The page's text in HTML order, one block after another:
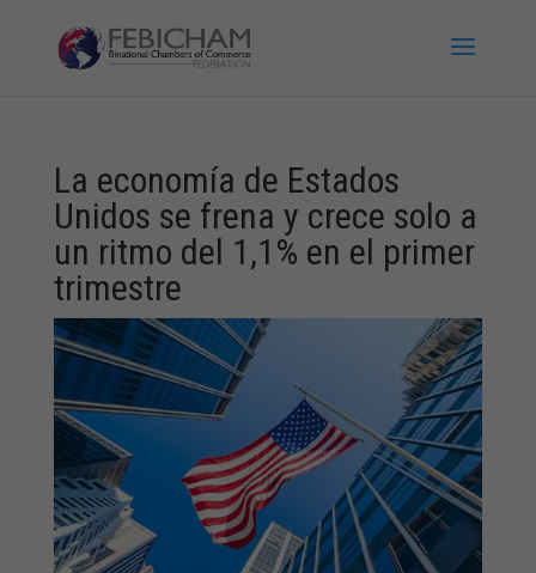
La economía de Estados
Unidos se frena y crece solo a
un ritmo del 1,1% en el primer
trimestre